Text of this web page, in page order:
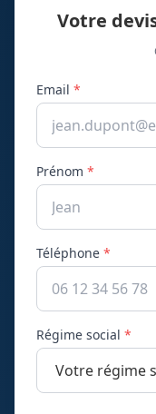
Votre
Email *
Prénom *
Téléphone *
Régime social *